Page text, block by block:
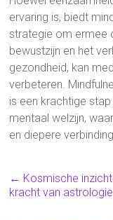
ervaring is, biedt
strategie om ermee
bewustzijn en het
gezondheid, kan
verbeteren.
is een krachtige
mentaal welzijn,
en diepere
← Kosmische
kracht van astrologie